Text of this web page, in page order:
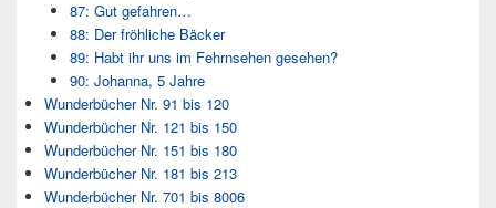
87: Gut gefahren…
88: Der fröhliche Bäcker
89: Habt ihr uns im Fehrnsehen gesehen?
90: Johanna, 5 Jahre
Wunderbücher Nr. 91 bis 120
Wunderbücher Nr. 121 bis 150
Wunderbücher Nr. 151 bis 180
Wunderbücher Nr. 181 bis 213
Wunderbücher Nr. 701 bis 8006